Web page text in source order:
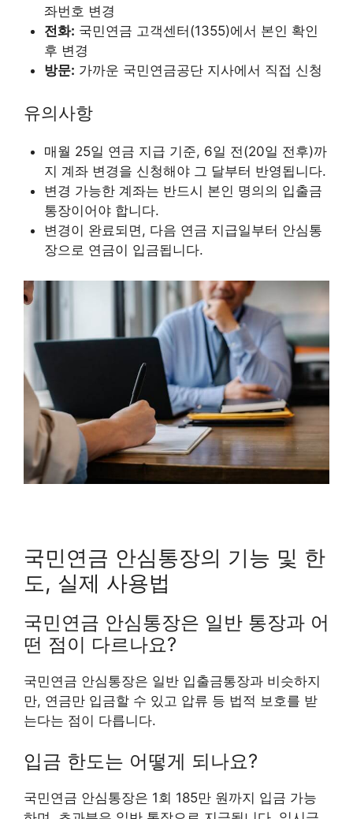
좌번호 변경
전화: 국민연금 고객센터(1355)에서 본인 확인
후 변경
방문: 가까운 국민연금공단 지사에서 직접 신청
유의사항
매월 25일 연금 지급 기준, 6일 전(20일 전후)까
지 계좌 변경을 신청해야 그 달부터 반영됩니다.
변경 가능한 계좌는 반드시 본인 명의의 입출금
통장이어야 합니다.
변경이 완료되면, 다음 연금 지급일부터 안심통
장으로 연금이 입금됩니다.
국민연금 안심통장의 기능 및 한
도, 실제 사용법
국민연금 안심통장은 일반 통장과 어
떤 점이 다르나요?
국민연금 안심통장은 일반 입출금통장과 비슷하지
만, 연금만 입금할 수 있고 압류 등 법적 보호를 받
는다는 점이 다릅니다.
입금 한도는 어떻게 되나요?
국민연금 안심통장은 1회 185만 원까지 입금 가능